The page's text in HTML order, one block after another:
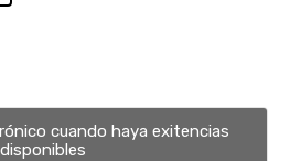
cuando haya exitencias
disponibles